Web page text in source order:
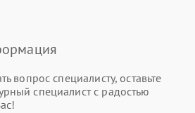
вопрос специалисту, оставьте
специалист с радостью